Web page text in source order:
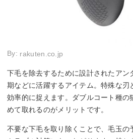
By: rakuten.co.jp
下毛を除去するために設計されたアン
期などに活躍するアイテム。特殊な刃
効率的に捉えます。ダブルコート種の
めて取れるのがメリットです。
不要な下毛を取り除くことで、毛玉の